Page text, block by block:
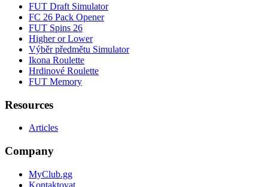
FUT Draft Simulator
FC 26 Pack Opener
FUT Spins 26
Higher or Lower
Výběr předmětu Simulator
Ikona Roulette
Hrdinové Roulette
FUT Memory
Resources
Articles
Company
MyClub.gg
Kontaktovat